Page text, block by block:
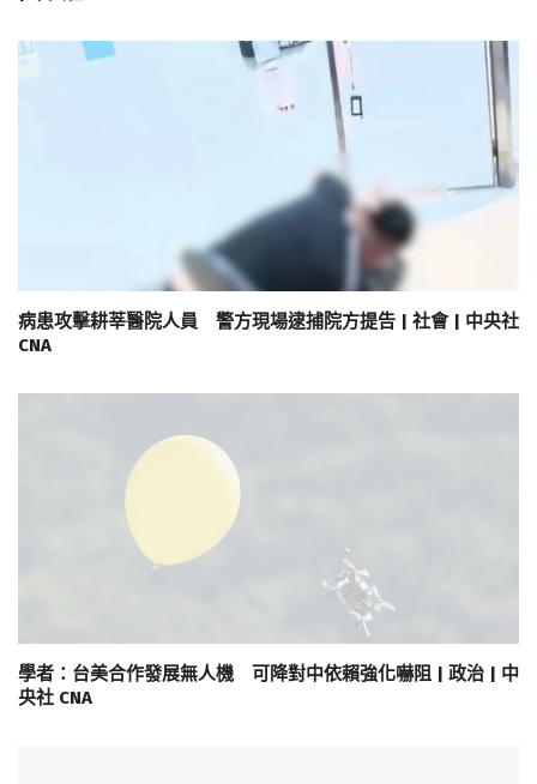
病患攻擊耕莘醫院人員 警方現場逮捕院方提告 | 社會 | 中央社
CNA
學者：台美合作發展無人機 可降對中依賴強化嚇阻 | 政治 | 中
央社 CNA